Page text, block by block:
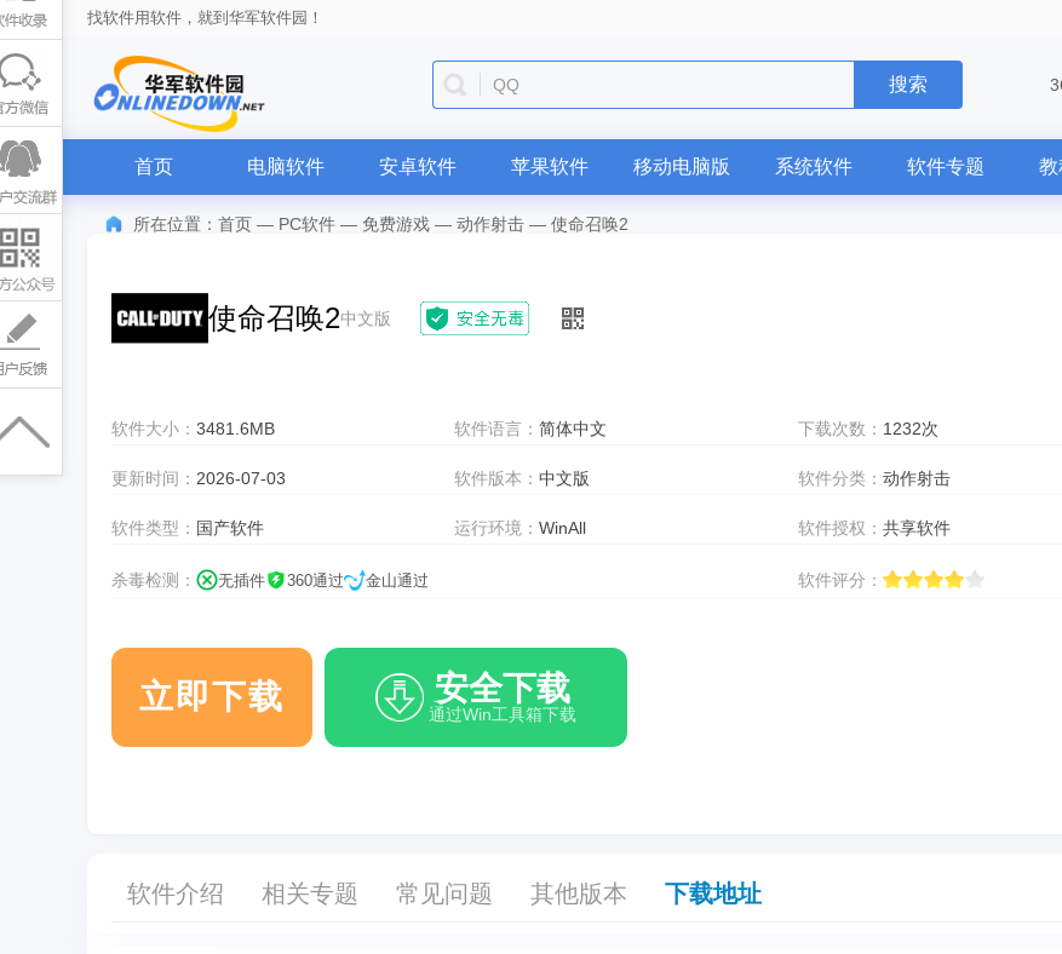
找软件用软件，就到华军软件园！
QQ 搜索
首页 电脑软件 安卓软件 苹果软件 移动电脑版 系统软件 软件专题 教
所在位置： 首页 — PC软件 — 免费游戏 — 动作射击 — 使命召唤2
使命召唤2中文版
软件大小： 3481.6MB 软件语言：简体中文 下载次数： 1232次
更新时间： 2026-07-03 软件版本：中文版 软件分类： 动作射击
软件类型： 国产软件 运行环境：WinAll 软件授权： 共享软件
杀毒检测： 无插件 360通过 金山通过 软件评分：
立即下载 安全下载
通过Win工具箱下载
软件介绍 相关专题 常见问题 其他版本 下载地址